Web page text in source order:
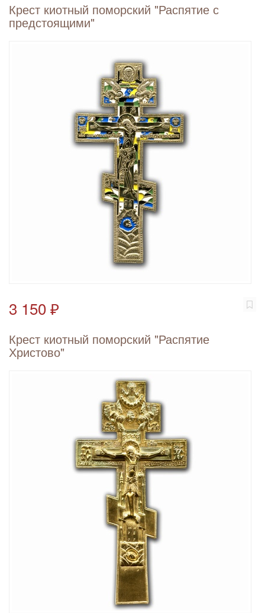
Крест киотный поморский "Распятие с
предстоящими"
3 150 ₽
Крест киотный поморский "Распятие
Христово"